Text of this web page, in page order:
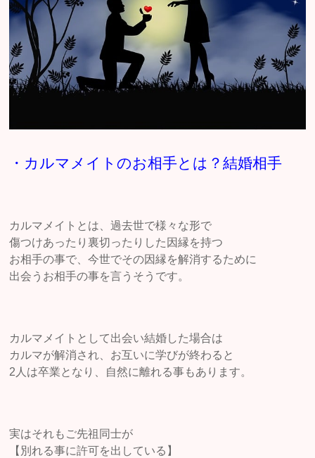
・カルマメイトのお相手とは？結婚相手
カルマメイトとは、過去世で様々な形で
傷つけあったり裏切ったりした因縁を持つ
お相手の事で、今世でその因縁を解消するために
出会うお相手の事を言うそうです。
カルマメイトとして出会い結婚した場合は
カルマが解消され、お互いに学びが終わると
2人は卒業となり、自然に離れる事もあります。
実はそれもご先祖同士が
【別れる事に許可を出している】